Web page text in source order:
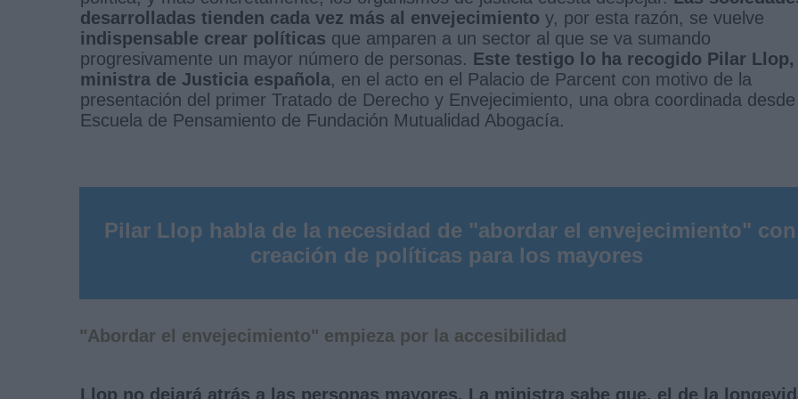
desarrolladas tienden cada vez más al envejecimiento y, por esta razón, se vuelve
indispensable crear políticas que amparen a un sector al que se va sumando
progresivamente un mayor número de personas. Este testigo lo ha recogido Pilar Llop,
ministra de Justicia española, en el acto en el Palacio de Parcent con motivo de la
presentación del primer Tratado de Derecho y Envejecimiento, una obra coordinada desde
Escuela de Pensamiento de Fundación Mutualidad Abogacía.
Pilar Llop habla de la necesidad de "abordar el envejecimiento" con
creación de políticas para los mayores
"Abordar el envejecimiento" empieza por la accesibilidad
Llop no dejará atrás a las personas mayores. La ministra sabe que, el de la